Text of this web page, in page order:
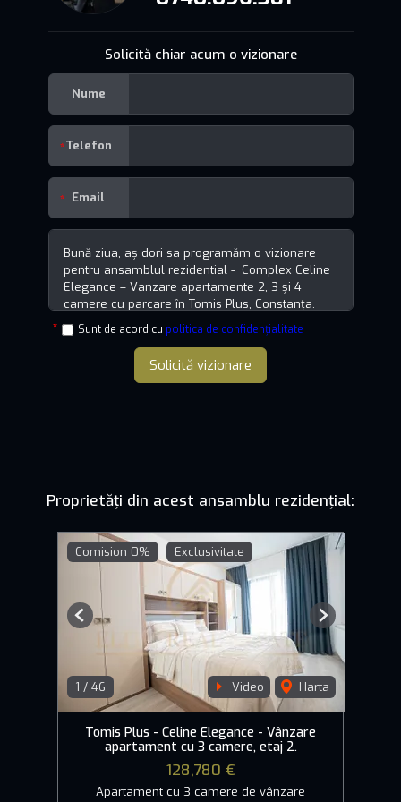
Solicită chiar acum o vizionare
Nume
Telefon
Email
Sunt de acord cu politica de confidențialitate
Solicită vizionare
Proprietăți din acest ansamblu rezidențial:
Comision 0% Exclusivitate
1 / 46 Video Harta
Previous Next
Tomis Plus - Celine Elegance - Vânzare
apartament cu 3 camere, etaj 2.
128,780 €
Apartament cu 3 camere de vânzare